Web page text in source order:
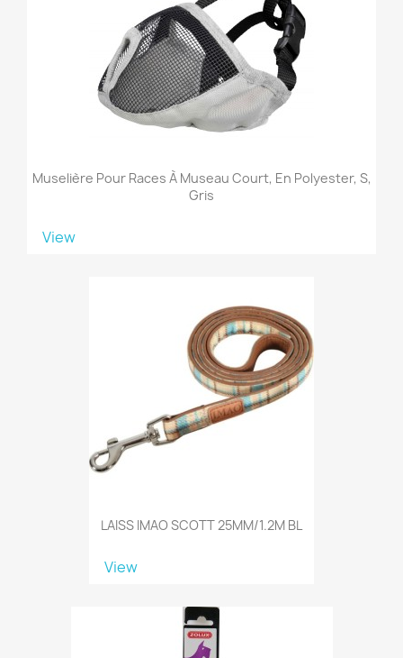
Muselière Pour Races À Museau Court, En Polyester, S,
Gris
View
LAISS IMAO SCOTT 25MM/1.2M BL
View